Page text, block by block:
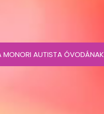
MONORI AUTISTA ÓVODÁNAK